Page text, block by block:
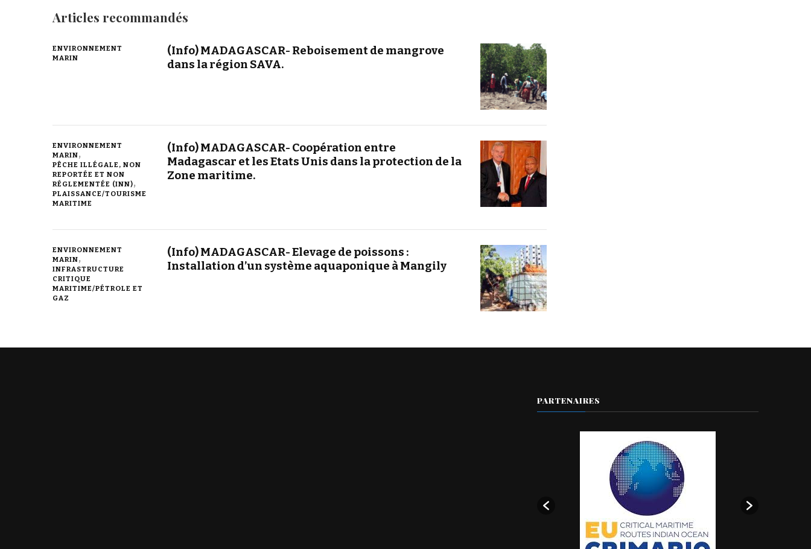
Articles recommandés
ENVIRONNEMENT
MARIN
(Info) MADAGASCAR- Reboisement de mangrove
dans la région SAVA.
ENVIRONNEMENT
MARIN
PÊCHE ILLÉGALE, NON
REPORTÉE ET NON
RÉGLEMENTÉE (INN)
PLAISSANCE/TOURISME
MARITIME
(Info) MADAGASCAR- Coopération entre
Madagascar et les Etats Unis dans la protection de la
Zone maritime.
ENVIRONNEMENT
MARIN
INFRASTRUCTURE
CRITIQUE
MARITIME/PÉTROLE ET
GAZ
(Info) MADAGASCAR- Elevage de poissons :
Installation d’un système aquaponique à Mangily
PARTENAIRES